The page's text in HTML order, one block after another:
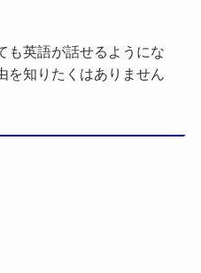
も英語が話せるようにな
を知りたくはありません